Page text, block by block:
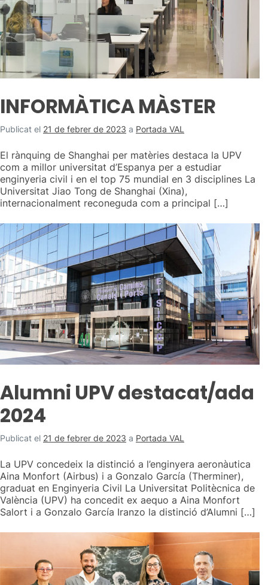
INFORMÀTICA MÀSTER
Publicat el 21 de febrer de 2023 a Portada VAL
El rànquing de Shanghai per matèries destaca la UPV
com a millor universitat d’Espanya per a estudiar
enginyeria civil i en el top 75 mundial en 3 disciplines La
Universitat Jiao Tong de Shanghai (Xina),
internacionalment reconeguda com a principal […]
Alumni UPV destacat/ada
2024
Publicat el 21 de febrer de 2023 a Portada VAL
La UPV concedeix la distinció a l’enginyera aeronàutica
Aina Monfort (Airbus) i a Gonzalo García (Therminer),
graduat en Enginyeria Civil La Universitat Politècnica de
València (UPV) ha concedit ex aequo a Aina Monfort
Salort i a Gonzalo García Iranzo la distinció d’Alumni […]